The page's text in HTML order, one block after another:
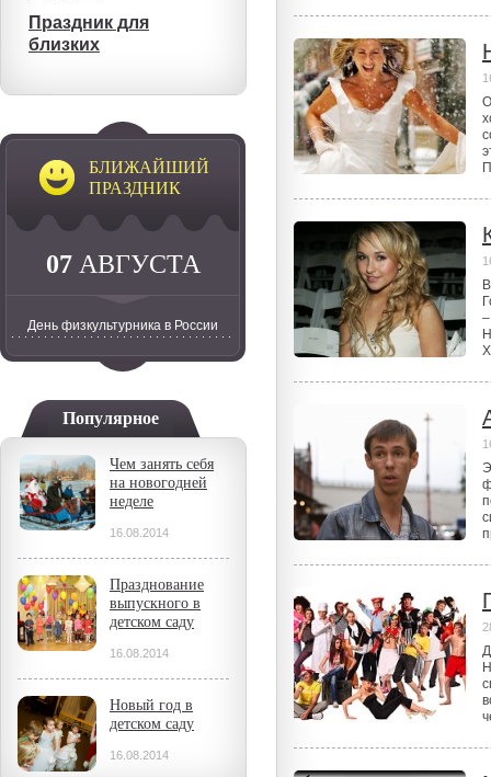
Праздник для
близких
БЛИЖАЙШИЙ
ПРАЗДНИК
07 АВГУСТА
День физкультурника в России
Популярное
Чем занять себя
на новогодней
неделе
16.08.2014
Празднование
выпускного в
детском саду
16.08.2014
Новый год в
детском саду
16.08.2014